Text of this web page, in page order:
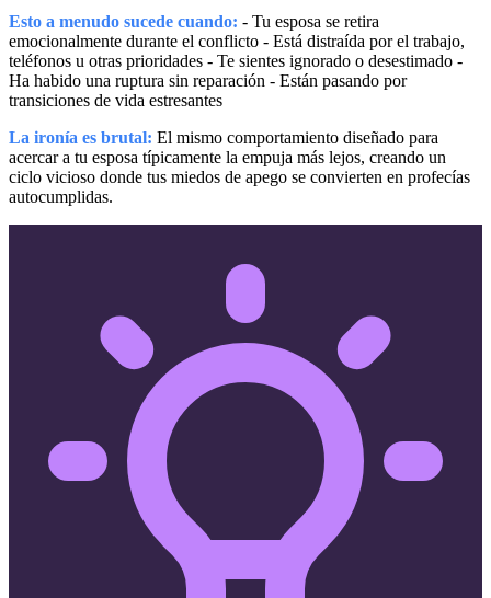
Esto a menudo sucede cuando: - Tu esposa se retira
emocionalmente durante el conflicto - Está distraída por el trabajo,
teléfonos u otras prioridades - Te sientes ignorado o desestimado -
Ha habido una ruptura sin reparación - Están pasando por
transiciones de vida estresantes
La ironía es brutal: El mismo comportamiento diseñado para
acercar a tu esposa típicamente la empuja más lejos, creando un
ciclo vicioso donde tus miedos de apego se convierten en profecías
autocumplidas.